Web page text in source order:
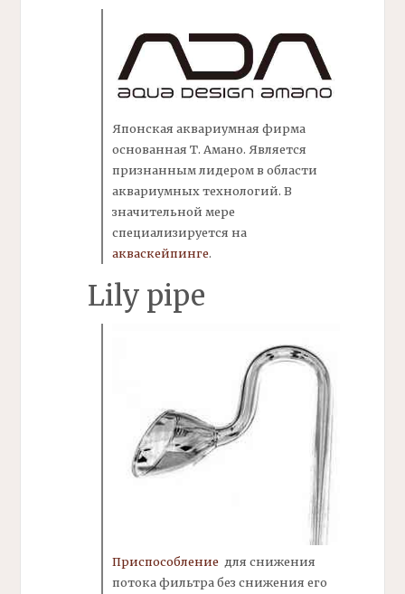
Японская аквариумная фирма
основанная Т. Амано. Является
признанным лидером в области
аквариумных технологий. В
значительной мере
специализируется на
акваскейпинге.
Lily pipe
Приспособление для снижения
потокафильтрабез снижения его